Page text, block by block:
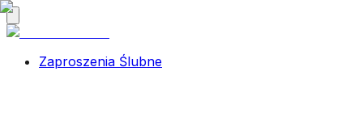
Zaproszenia Ślubne